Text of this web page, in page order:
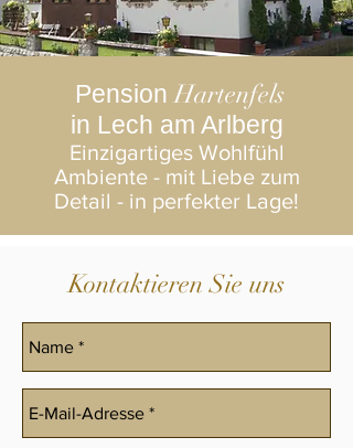
Pension Hartenfels
in Lech am Arlberg
Einzigartiges Wohlfühl
Ambiente - mit Liebe zum
Detail - in perfekter Lage!
Kontaktieren Sie uns